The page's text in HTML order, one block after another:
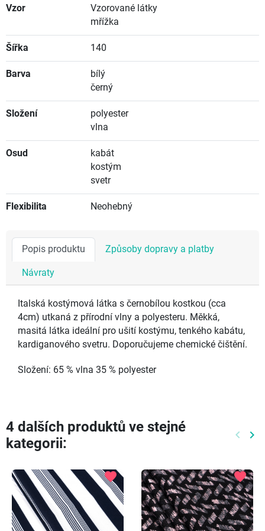
Vzor
Vzorované látky
mřížka
Šířka 140
Barva
bílý
černý
Složení
polyester
vlna
Osud
kabát
kostým
svetr
Flexibilita Neohebný
Popis produktu Způsoby dopravy a platby
Návraty
Italská kostýmová látka s černobílou kostkou (cca
4cm) utkaná z přírodní vlny a polyesteru. Měkká,
masitá látka ideální pro ušití kostýmu, tenkého kabátu,
kardiganového svetru. Doporučujeme chemické čištění.
Složení: 65 % vlna 35 % polyester
4 dalších produktů ve stejné
kategorii:
keyboard_arrow_left keyboard_arrow_right
favorite favorite